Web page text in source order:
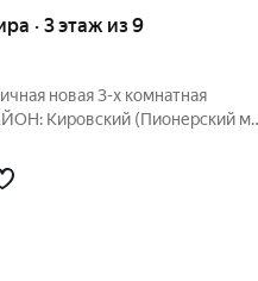
· 3 этаж из 9
новая 3-х комнатная
Кировский (Пионерский м-
ДОМ: 1982 года постройки, в